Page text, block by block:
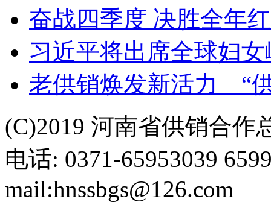
奋战四季度 决胜全年
习近平将出席全球妇
老供销焕发新活力 “
(C)2019 河南省供销合作
电话: 0371-65953039
mail:hnssbgs@126.com